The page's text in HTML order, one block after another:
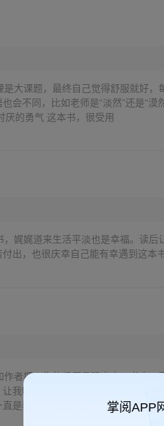
是大课题，最终自己觉得舒服就好，
会不同，比如老师是“淡然”还是“漠
厌的勇气 这本书，很受用
，娓娓道来生活平淡也是幸福。读后
出，也很庆幸自己能有幸遇到这本书
作者把一生的经历呈现出来。书中一
我明白了这么多年困扰我的问题。
是我们渴望的太多，想要的太多，
没问过自己的心，到底想要的是什
掌阅APP